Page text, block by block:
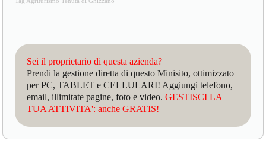
Sei il proprietario di questa azienda?
Prendi la gestione diretta di questo Minisito, ottimizzato
per PC, TABLET e CELLULARI! Aggiungi telefono,
email, illimitate pagine, foto e video.GESTISCI LA
TUA ATTIVITA': anche GRATIS!